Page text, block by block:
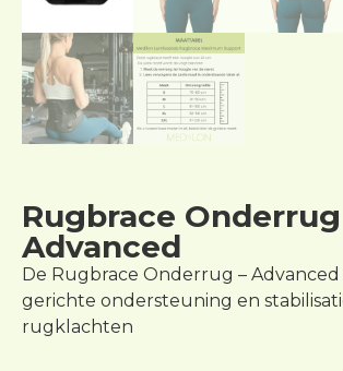
Rugbrace Onderrug
Advanced
De Rugbrace Onderrug –
gerichte ondersteuning en
rugklachten